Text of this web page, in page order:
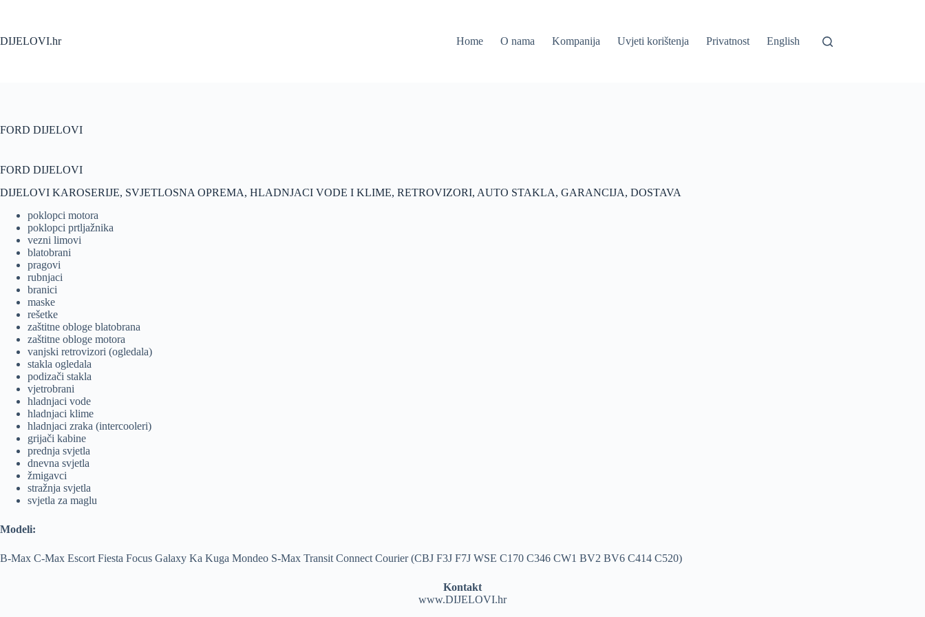
DIJELOVI.hr
Home O nama Kompanija Uvjeti korištenja Privatnost English
FORD DIJELOVI
FORD DIJELOVI
DIJELOVI KAROSERIJE, SVJETLOSNA OPREMA, HLADNJACI VODE I KLIME, RETROVIZORI, AUTO STAKLA, GARANCIJA, DOSTAVA
poklopci motora
poklopci prtljažnika
vezni limovi
blatobrani
pragovi
rubnjaci
branici
maske
rešetke
zaštitne obloge blatobrana
zaštitne obloge motora
vanjski retrovizori (ogledala)
stakla ogledala
podizači stakla
vjetrobrani
hladnjaci vode
hladnjaci klime
hladnjaci zraka (intercooleri)
grijači kabine
prednja svjetla
dnevna svjetla
žmigavci
stražnja svjetla
svjetla za maglu
Modeli:
B-Max C-Max Escort Fiesta Focus Galaxy Ka Kuga Mondeo S-Max Transit Connect Courier (CBJ F3J F7J WSE C170 C346 CW1 BV2 BV6 C414 C520)
Kontakt
www.DIJELOVI.hr